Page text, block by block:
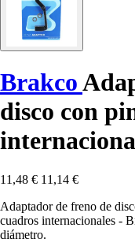
Brakco
disco con
11,48 € 11,14 €
Adaptador de freno de
cuadros internacionales -
diámetro.